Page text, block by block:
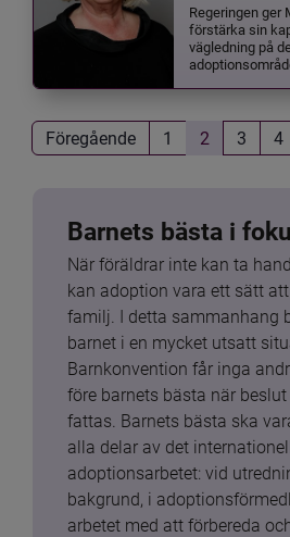
Regeringen ger
förstärka sin
vägledning på
Föregående 1 2 3 4
Barnets bästa i
När föräldrar inte kan ta
kan adoption vara ett sätt
familj. I detta sammanhang
barnet i en mycket utsatt
Barnkonvention får inga
före barnets bästa när
fattas. Barnets bästa ska
alla delar av det
adoptionsarbetet: vid
bakgrund, i
arbetet med att förbereda